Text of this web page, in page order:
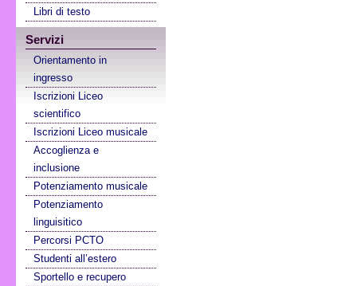
Libri di testo
Servizi
Orientamento in
ingresso
Iscrizioni Liceo
scientifico
Iscrizioni Liceo musicale
Accoglienza e
inclusione
Potenziamento musicale
Potenziamento
linguisitico
Percorsi PCTO
Studenti all’estero
Sportello e recupero